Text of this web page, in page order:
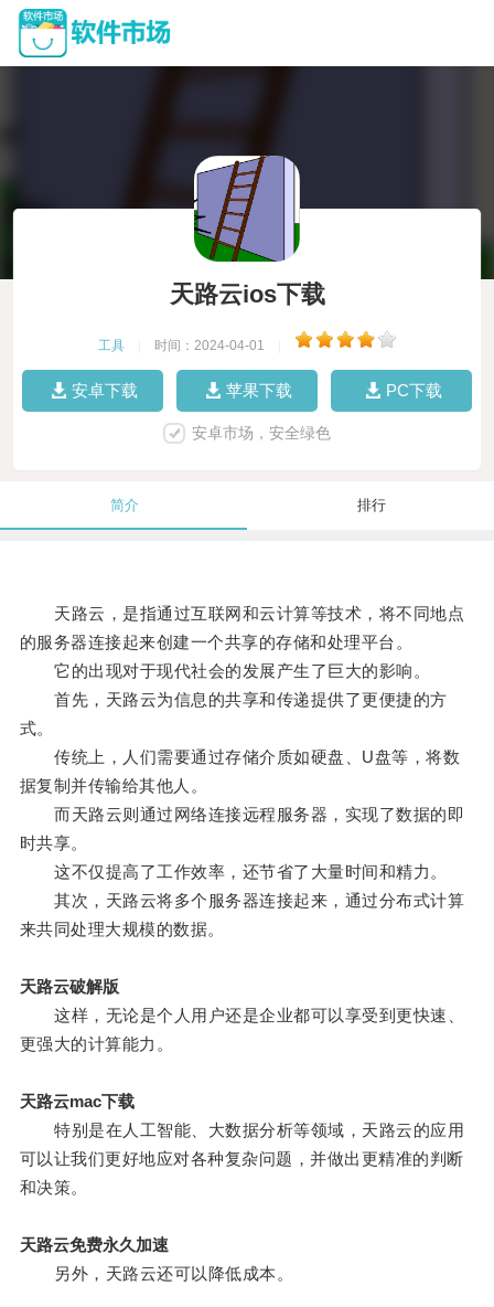
天路云ios下载
工具 时间：2024-04-01
安卓下载 苹果下载 PC下载
安卓市场，安全绿色
简介 排行
天路云，是指通过互联网和云计算等技术，将不同地点
的服务器连接起来创建一个共享的存储和处理平台。
它的出现对于现代社会的发展产生了巨大的影响。
首先，天路云为信息的共享和传递提供了更便捷的方
式。
传统上，人们需要通过存储介质如硬盘、U盘等，将数
据复制并传输给其他人。
而天路云则通过网络连接远程服务器，实现了数据的即
时共享。
这不仅提高了工作效率，还节省了大量时间和精力。
其次，天路云将多个服务器连接起来，通过分布式计算
来共同处理大规模的数据。
天路云破解版
这样，无论是个人用户还是企业都可以享受到更快速、
更强大的计算能力。
天路云mac下载
特别是在人工智能、大数据分析等领域，天路云的应用
可以让我们更好地应对各种复杂问题，并做出更精准的判断
和决策。
天路云免费永久加速
另外，天路云还可以降低成本。